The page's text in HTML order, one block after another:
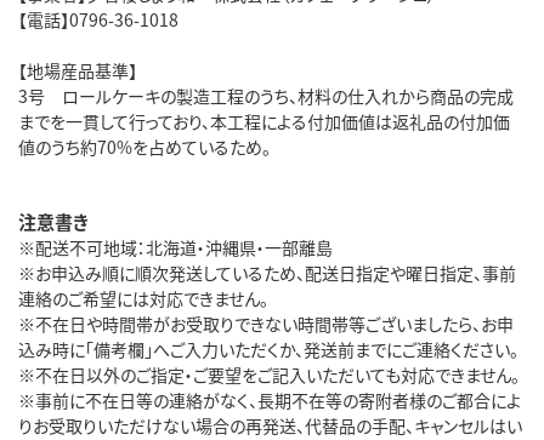
【電話】0796-36-1018
【地場産品基準】
3号 ロールケーキの製造工程のうち、材料の仕入れから商品の完成
までを一貫して行っており、本工程による付加価値は返礼品の付加価
値のうち約70%を占めているため。
注意書き
※配送不可地域：北海道・沖縄県・一部離島
※お申込み順に順次発送しているため、配送日指定や曜日指定、事前
連絡のご希望には対応できません。
※不在日や時間帯がお受取りできない時間帯等ございましたら、お申
込み時に「備考欄」へご入力いただくか、発送前までにご連絡ください。
※不在日以外のご指定・ご要望をご記入いただいても対応できません。
※事前に不在日等の連絡がなく、長期不在等の寄附者様のご都合によ
りお受取りいただけない場合の再発送、代替品の手配、キャンセルはい